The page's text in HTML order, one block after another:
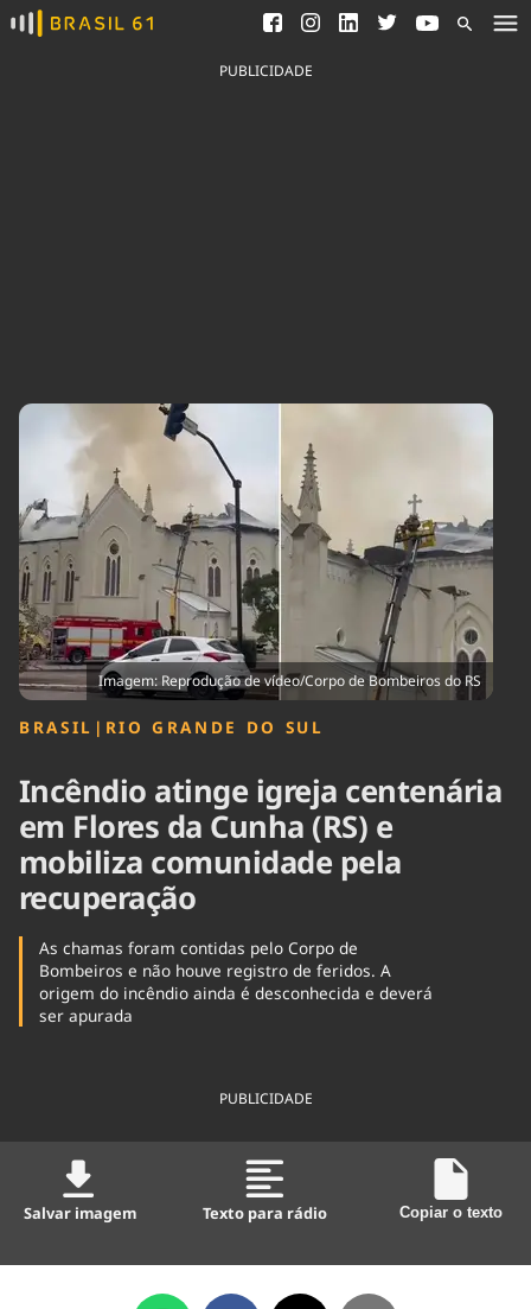
Ver todas as notícias
Saneamento
Indicadores
Agronegócios
Brasil Mineral
Ciência &
Tecnologia
Cinema
Comportamento
Cultura
Economia
Educação
Infraestrutura
Internacional
Política
Saúde
Tempo
PUBLICIDADE
Imagem: Reprodução de vídeo/Corpo de Bombeiros do RS
BRASIL | RIO GRANDE DO SUL
Incêndio atinge igreja centenária
em Flores da Cunha (RS) e
mobiliza comunidade pela
recuperação
As chamas foram contidas pelo Corpo de
Bombeiros e não houve registro de feridos. A
origem do incêndio ainda é desconhecida e deverá
ser apurada
PUBLICIDADE
Salvar imagem Texto para rádio Copiar o texto